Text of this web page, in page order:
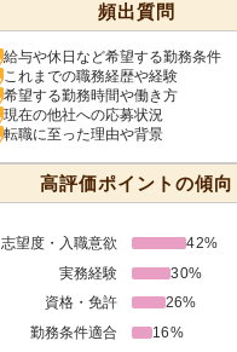
頻出質問
給与や休日など希望する勤務条件
これまでの職務経歴や経験
希望する勤務時間や働き方
現在の他社への応募状況
転職に至った理由や背景
高評価ポイントの傾向
志望度・入職意欲
42%
実務経験
30%
資格・免許
26%
勤務条件適合
16%